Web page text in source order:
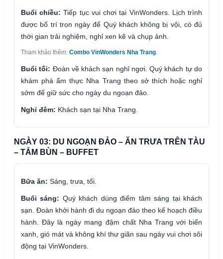
Buổi chiều: Tiếp tục vui chơi tại VinWonders. Lịch trình
được bố trí trọn ngày để Quý khách không bị vội, có đủ
thời gian trải nghiệm, nghỉ xen kẽ và chụp ảnh.
Tham khảo thêm: Combo VinWonders Nha Trang.
Buổi tối: Đoàn về khách sạn nghỉ ngơi. Quý khách tự do
khám phá ẩm thực Nha Trang theo sở thích hoặc nghỉ
sớm để giữ sức cho ngày du ngoạn đảo.
Nghỉ đêm: Khách sạn tại Nha Trang.
NGÀY 03: DU NGOẠN ĐẢO – ĂN TRƯA TRÊN TÀU
– TẮM BÙN – BUFFET
Bữa ăn: Sáng, trưa, tối.
Buổi sáng: Quý khách dùng điểm tâm sáng tại khách
sạn. Đoàn khởi hành đi du ngoạn đảo theo kế hoạch điều
hành. Đây là ngày mang đậm chất Nha Trang với biển
xanh, gió mát và không khí thư giãn sau ngày vui chơi sôi
động tại VinWonders.